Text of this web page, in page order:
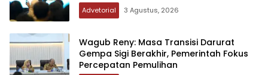
Advetorial 3 Agustus, 2026
Wagub Reny: Masa Transisi Darurat
Gempa Sigi Berakhir, Pemerintah Fokus
Percepatan Pemulihan